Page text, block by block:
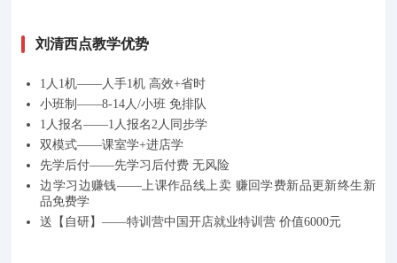
刘清西点教学优势
1人1机——人手1机 高效+省时
小班制——8-14人/小班 免排队
1人报名——1人报名2人同步学
双模式——课室学+进店学
先学后付——先学习后付费 无风险
边学习边赚钱——上课作品线上卖 赚回学费新品更新终生新
品免费学
送【自研】——特训营中国开店就业特训营 价值6000元